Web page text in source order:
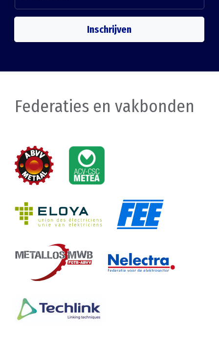
Inschrijven
Federaties en vakbonden